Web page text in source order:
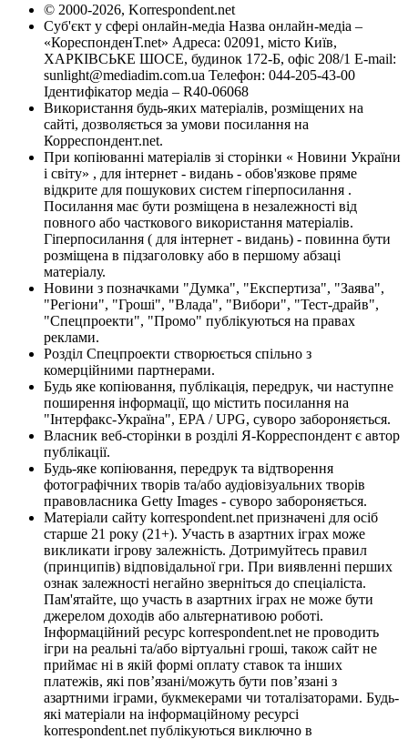
© 2000-2026, Korrespondent.net
Суб'єкт у сфері онлайн-медіа Назва онлайн-медіа –
«КореспонденТ.net» Адреса: 02091, місто Київ,
ХАРКІВСЬКЕ ШОСЕ, будинок 172-Б, офіс 208/1 E-mail:
sunlight@mediadim.com.ua Телефон: 044-205-43-00
Ідентифікатор медіа – R40-06068
Використання будь-яких матеріалів, розміщених на
сайті, дозволяється за умови посилання на
Корреспондент.net.
При копіюванні матеріалів зі сторінки « Новини України
і світу» , для інтернет - видань - обов'язкове пряме
відкрите для пошукових систем гіперпосилання .
Посилання має бути розміщена в незалежності від
повного або часткового використання матеріалів.
Гіперпосилання ( для інтернет - видань) - повинна бути
розміщена в підзаголовку або в першому абзаці
матеріалу.
Новини з позначками "Думка", "Експертиза", "Заява",
"Регіони", "Гроші", "Влада", "Вибори", "Тест-драйв",
"Спецпроекти", "Промо" публікуються на правах
реклами.
Розділ Спецпроекти створюється спільно з
комерційними партнерами.
Будь яке копіювання, публікація, передрук, чи наступне
поширення інформації, що містить посилання на
"Інтерфакс-Україна", EPA / UPG, суворо забороняється.
Власник веб-сторінки в розділі Я-Корреспондент є автор
публікації.
Будь-яке копіювання, передрук та відтворення
фотографічних творів та/або аудіовізуальних творів
правовласника Getty Images - суворо забороняється.
Матеріали сайту korrespondent.net призначені для осіб
старше 21 року (21+). Участь в азартних іграх може
викликати ігрову залежність. Дотримуйтесь правил
(принципів) відповідальної гри. При виявленні перших
ознак залежності негайно зверніться до спеціаліста.
Пам'ятайте, що участь в азартних іграх не може бути
джерелом доходів або альтернативою роботі.
Інформаційний ресурс korrespondent.net не проводить
ігри на реальні та/або віртуальні гроші, також сайт не
приймає ні в якій формі оплату ставок та інших
платежів, які пов’язані/можуть бути пов’язані з
азартними іграми, букмекерами чи тоталізаторами. Будь-
які матеріали на інформаційному ресурсі
korrespondent.net публікуються виключно в